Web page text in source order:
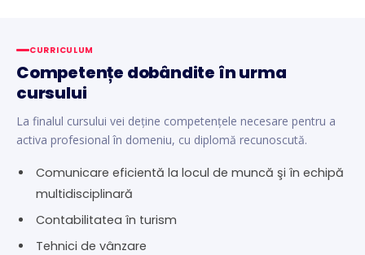
CURRICULUM
Competențe dobândite în urma
cursului
La finalul cursului vei deține competențele necesare pentru a
activa profesional în domeniu, cu diplomă recunoscută.
Comunicare eficientă la locul de muncă şi în echipă
multidisciplinară
Contabilitatea în turism
Tehnici de vânzare